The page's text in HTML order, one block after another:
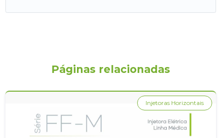
Páginas relacionadas
Injetoras Horizontais